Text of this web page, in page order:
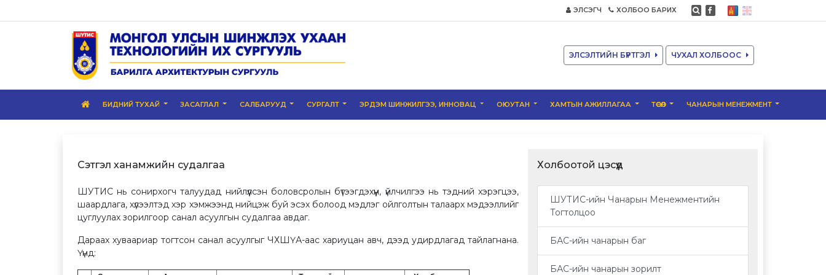
ЭЛСЭГЧ ХОЛБОО БАРИХ
ЭЛСЭЛТИЙН БҮРТГЭЛ ЧУХАЛ ХОЛБООС
БИДНИЙ ТУХАЙ ЗАСАГЛАЛ САЛБАРУУД СУРГАЛТ ЭРДЭМ ШИНЖИЛГЭЭ, ИННОВАЦ ОЮУТАН ХАМТЫН АЖИЛЛАГАА ТӨСӨЛ ЧАНАРЫН МЕНЕЖМЕНТ
Сэтгэл ханамжийн судалгаа
ШУТИС нь сонирхогч талуудад нийлүүлсэн боловсролын бүтээгдэхүүн, үйлчилгээ нь тэдний хэрэгцээ,
шаардлага, хүлээлтэд хэр хэмжээнд нийцэж буй эсэх болоод мэдлэг ойлголтын талаарх мэдээллийг
цуглуулах зорилгоор санал асуулгын судалгаа авдаг.
Дараах хуваариар тогтсон санал асуулгыг ЧХШҮА-аас хариуцан авч, дээд удирдлагад тайлагнана.
Үүнд:
Холбоотой цэсүүд
ШУТИС-ийн Чанарын Менежментийн
Тогтолцоо
БАС-ийн чанарын баг
БАС-ийн чанарын зорилт